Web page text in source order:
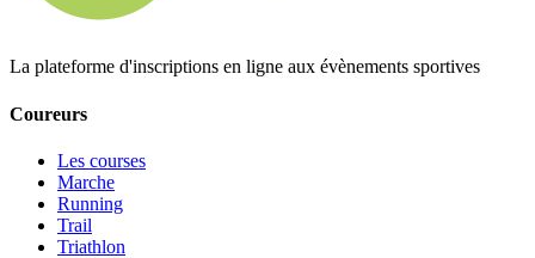
La plateforme d'inscriptions en ligne aux évènements sportives
Coureurs
Les courses
Marche
Running
Trail
Triathlon